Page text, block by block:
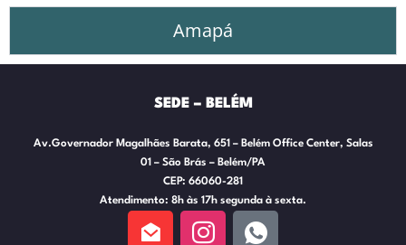
Amapá
SEDE – BELÉM
Av.Governador Magalhães Barata, 651 – Belém Office Center, Salas
01 – São Brás – Belém/PA
CEP: 66060-281
Atendimento: 8h às 17h segunda à sexta.